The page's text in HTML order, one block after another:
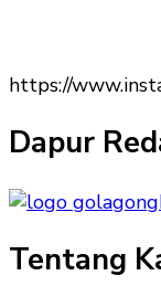
https://
Dapur
Tentang